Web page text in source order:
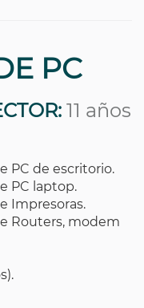
PC
11 años
PC de escritorio.
PC laptop.
Impresoras.
Routers, modem